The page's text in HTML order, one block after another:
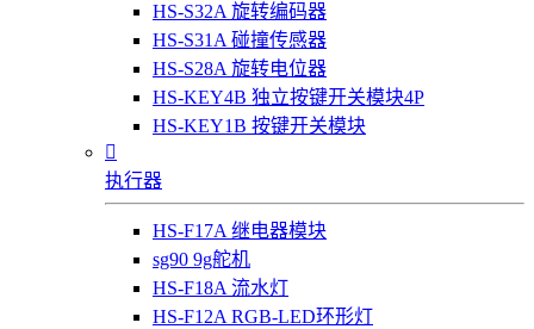
HS-S32A 旋转编码器
HS-S31A 碰撞传感器
HS-S28A 旋转电位器
HS-KEY4B 独立按键开关模块4P
HS-KEY1B 按键开关模块

执行器
HS-F17A 继电器模块
sg90 9g舵机
HS-F18A 流水灯
HS-F12A RGB-LED环形灯